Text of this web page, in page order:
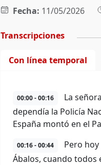
Fecha: 11/05/2026
Transcripciones
Con línea temporal
00:00 - 00:16
La
dependía la Policía
España montó en el
00:16 - 00:44
Pero
Ábalos, cuando todos